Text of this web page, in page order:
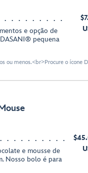
e opção de
pequena
ou menos.<br>Procure o
e mousse de
Nosso bolo é para